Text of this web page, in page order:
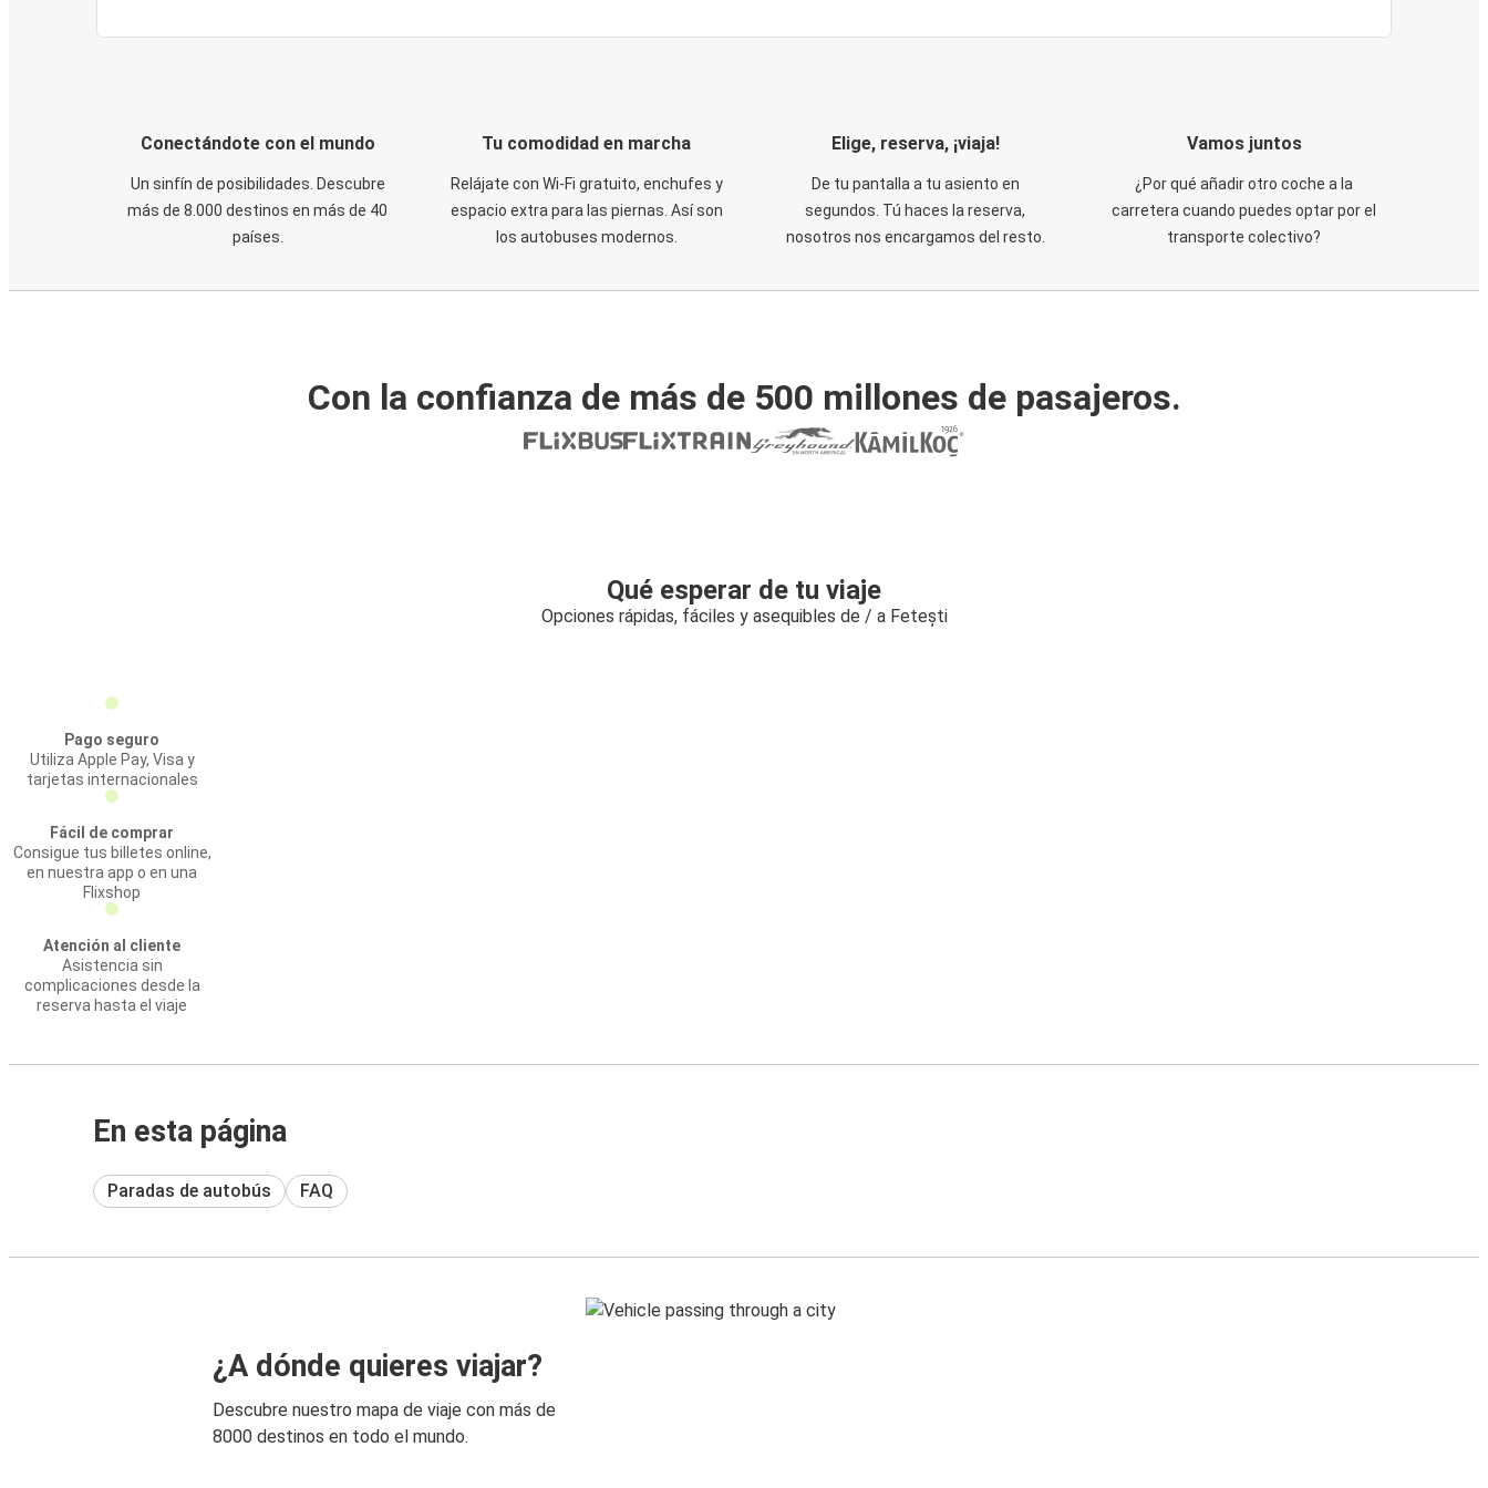
Conectándote con el mundo
Un sinfín de posibilidades. Descubre
más de 8.000 destinos en más de 40
países.
Tu comodidad en marcha
Relájate con Wi-Fi gratuito, enchufes y
espacio extra para las piernas. Así son
los autobuses modernos.
Elige, reserva, ¡viaja!
De tu pantalla a tu asiento en
segundos. Tú haces la reserva,
nosotros nos encargamos del resto.
Vamos juntos
¿Por qué añadir otro coche a la
carretera cuando puedes optar por el
transporte colectivo?
Con la confianza de más de 500 millones de pasajeros.
Qué esperar de tu viaje
Opciones rápidas, fáciles y asequibles de / a Fetești
Pago seguro
Utiliza Apple Pay, Visa y
tarjetas internacionales
Fácil de comprar
Consigue tus billetes online,
en nuestra app o en una
Flixshop
Atención al cliente
Asistencia sin
complicaciones desde la
reserva hasta el viaje
En esta página
Paradas de autobús FAQ
¿A dónde quieres viajar?
Descubre nuestro mapa de viaje con más de
8000 destinos en todo el mundo.